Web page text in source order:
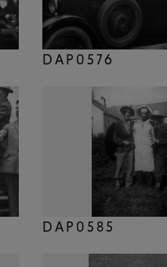
DAP0576
DAP0585